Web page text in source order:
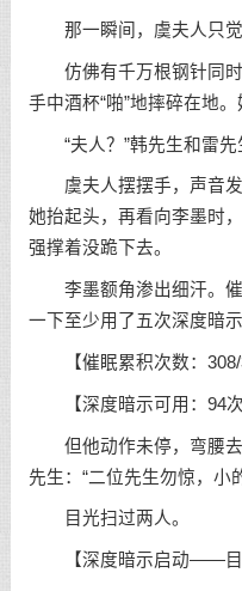
那一瞬间，虞夫人只觉
仿佛有千万根钢针同时
手中酒杯“啪”地摔碎在地
“夫人？”韩先生和雷先
虞夫人摆摆手，声音
她抬起头，再看向李墨时
强撑着没跪下去。
李墨额角渗出细汗。催
一下至少用了五次深度暗示
【催眠累积次数：308/
【深度暗示可用：94次
但他动作未停，弯腰去
先生：“二位先生勿惊，小
目光扫过两人。
【深度暗示启动——目